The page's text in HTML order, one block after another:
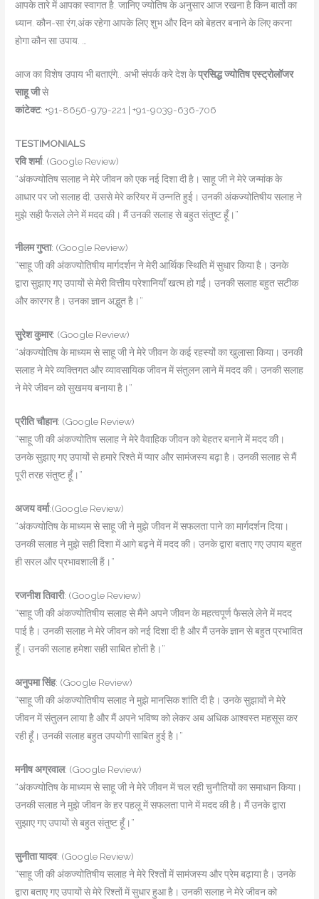
आपके तारे में आपका स्वागत है. जान‍िए ज्योतिष के अनुसार आज रखना है क‍िन बातों का
ध्यान. कौन-सा रंग,अंक रहेगा आपके ल‍िए शुभ और द‍िन को बेहतर बनाने के ल‍िए करना
होगा कौन सा उपाय. …
आज का विशेष उपाय भी बताएंगे.. अभी संपर्क करे देश केप्रसिद्ध ज्योतिष एस्ट्रोलॉजर
साहू जीसे
कांटेक्ट: +91-8656-979-221 | +91-9039-636-706
TESTIMONIALS
रवि शर्मा: (Google Review)
“अंकज्योतिष सलाह ने मेरे जीवन को एक नई दिशा दी है। साहू जी ने मेरे जन्मांक के
आधार पर जो सलाह दी, उससे मेरे करियर में उन्नति हुई। उनकी अंकज्योतिषीय सलाह ने
मुझे सही फैसले लेने में मदद की। मैं उनकी सलाह से बहुत संतुष्ट हूँ।”
नीलम गुप्ता: (Google Review)
“साहू जी की अंकज्योतिषीय मार्गदर्शन ने मेरी आर्थिक स्थिति में सुधार किया है। उनके
द्वारा सुझाए गए उपायों से मेरी वित्तीय परेशानियाँ खत्म हो गईं। उनकी सलाह बहुत सटीक
और कारगर है। उनका ज्ञान अद्भुत है।”
सुरेश कुमार: (Google Review)
“अंकज्योतिष के माध्यम से साहू जी ने मेरे जीवन के कई रहस्यों का खुलासा किया। उनकी
सलाह ने मेरे व्यक्तिगत और व्यावसायिक जीवन में संतुलन लाने में मदद की। उनकी सलाह
ने मेरे जीवन को सुखमय बनाया है।”
प्रीति चौहान: (Google Review)
“साहू जी की अंकज्योतिष सलाह ने मेरे वैवाहिक जीवन को बेहतर बनाने में मदद की।
उनके सुझाए गए उपायों से हमारे रिश्ते में प्यार और सामंजस्य बढ़ा है। उनकी सलाह से मैं
पूरी तरह संतुष्ट हूँ।”
अजय वर्मा:(Google Review)
“अंकज्योतिष के माध्यम से साहू जी ने मुझे जीवन में सफलता पाने का मार्गदर्शन दिया।
उनकी सलाह ने मुझे सही दिशा में आगे बढ़ने में मदद की। उनके द्वारा बताए गए उपाय बहुत
ही सरल और प्रभावशाली हैं।”
रजनीश तिवारी: (Google Review)
“साहू जी की अंकज्योतिषीय सलाह से मैंने अपने जीवन के महत्वपूर्ण फैसले लेने में मदद
पाई है। उनकी सलाह ने मेरे जीवन को नई दिशा दी है और मैं उनके ज्ञान से बहुत प्रभावित
हूँ। उनकी सलाह हमेशा सही साबित होती है।”
अनुपमा सिंह: (Google Review)
“साहू जी की अंकज्योतिषीय सलाह ने मुझे मानसिक शांति दी है। उनके सुझावों ने मेरे
जीवन में संतुलन लाया है और मैं अपने भविष्य को लेकर अब अधिक आश्वस्त महसूस कर
रही हूँ। उनकी सलाह बहुत उपयोगी साबित हुई है।”
मनीष अग्रवाल: (Google Review)
“अंकज्योतिष के माध्यम से साहू जी ने मेरे जीवन में चल रही चुनौतियों का समाधान किया।
उनकी सलाह ने मुझे जीवन के हर पहलू में सफलता पाने में मदद की है। मैं उनके द्वारा
सुझाए गए उपायों से बहुत संतुष्ट हूँ।”
सुनीता यादव: (Google Review)
“साहू जी की अंकज्योतिषीय सलाह ने मेरे रिश्तों में सामंजस्य और प्रेम बढ़ाया है। उनके
द्वारा बताए गए उपायों से मेरे रिश्तों में सुधार हुआ है। उनकी सलाह ने मेरे जीवन को